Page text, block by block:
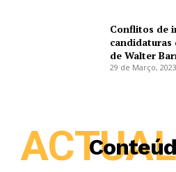
Conflitos de
candidaturas
de Walter
29 de Março, 2023